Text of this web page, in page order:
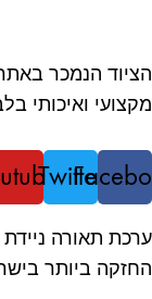
הציוד הנמכר
מקצועי ואיכותי בלבד.
Twitter
החזקה ביותר